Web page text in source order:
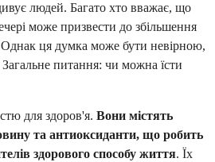
людей. Багато хто вважає, що
може призвести до збільшення
ця думка може бути невірною,
питання: чи можна їсти
для здоров'я. Вони містять
та антиоксиданти, що робить
здорового способу життя. Їх